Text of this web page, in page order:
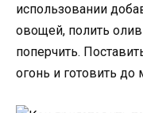
использовании
овощей, полить
поперчить.
огонь и готовить до